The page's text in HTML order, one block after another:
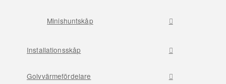
Minishuntskåp
Installationsskåp
Golvvärmefördelare